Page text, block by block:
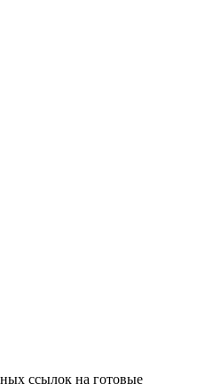
ссылок на готовые